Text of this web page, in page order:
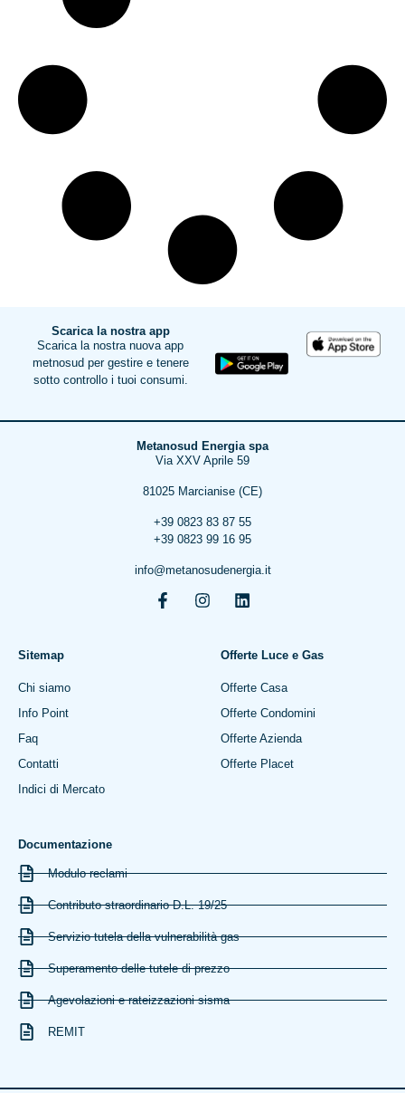
Scarica la nostra app
Scarica la nostra nuova app
metnosud per gestire e tenere
sotto controllo i tuoi consumi.
Metanosud Energia spa
Via XXV Aprile 59
81025 Marcianise (CE)
+39 0823 83 87 55
+39 0823 99 16 95
info@metanosudenergia.it
Sitemap
Chi siamo
Info Point
Faq
Contatti
Indici di Mercato
Offerte Luce e Gas
Offerte Casa
Offerte Condomini
Offerte Azienda
Offerte Placet
Documentazione
Modulo reclami
Contributo straordinario D.L. 19/25
Servizio tutela della vulnerabilità gas
Superamento delle tutele di prezzo
Agevolazioni e rateizzazioni sisma
REMIT